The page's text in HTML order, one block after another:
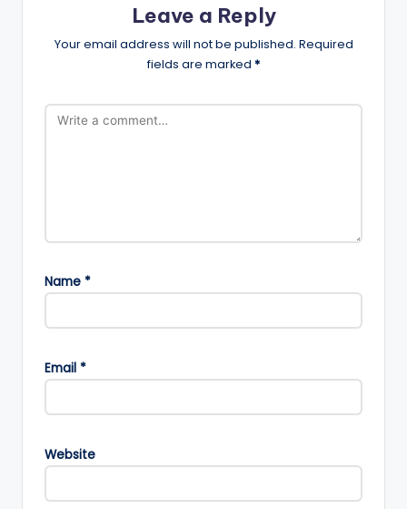
Leave a Reply
Your email address will not be published. Required
fields are marked *
Name *
Email *
Website